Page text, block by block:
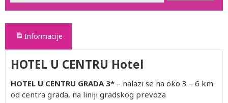
Informacije
HOTEL U CENTRU Hotel
HOTEL U CENTRU GRADA 3* – nalazi se na oko 3 – 6 km
od centra grada, na liniji gradskog prevoza